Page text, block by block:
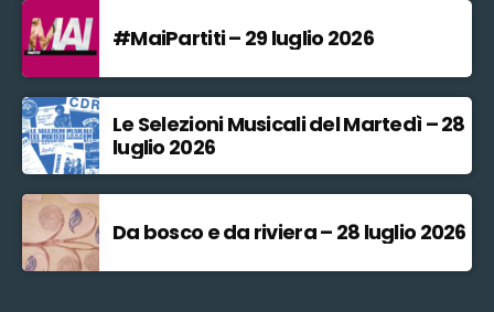
#MaiPartiti – 29 luglio 2026
Le Selezioni Musicali del Martedì – 28
luglio 2026
Da bosco e da riviera – 28 luglio 2026